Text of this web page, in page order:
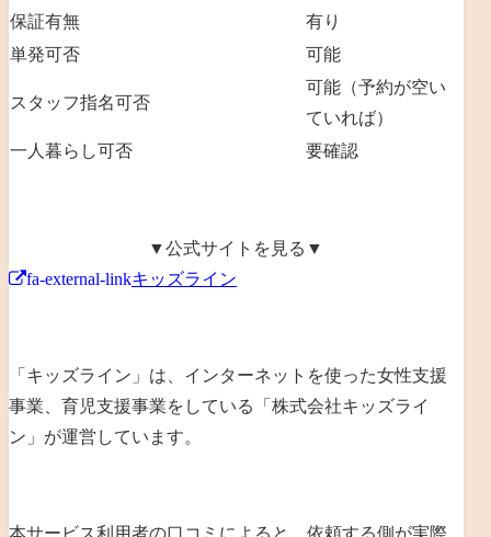
保証有無
有り
単発可否
可能
スタッフ指名可否
可能（予約が空い
ていれば）
一人暮らし可否
要確認
▼公式サイトを見る▼
fa-external-linkキッズライン
「キッズライン」は、 インターネットを使った女性支援
事業、育児支援事業を している「 株式会社キッズライ
ン 」が運営しています。